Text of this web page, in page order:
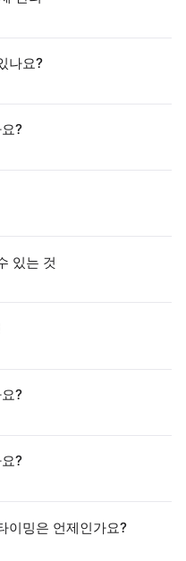
나요?
?
있는 것
?
?
이밍은 언제인가요?